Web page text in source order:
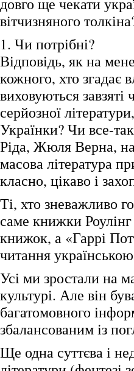
вітчизняного
1. Чи потрібні?
Відповідь, як на
кожного, хто згадає
виховуються
серйозної
Українки? Чи все-
Ріда, Жюля Верна,
масова література
класно, цікаво і
Ті, хто зневажливо
саме книжки
книжок, а «Гаррі
читання
Усі ми зростали на
культурі. Але він
багатомовного
збалансованим із
Ще одна суттєва і